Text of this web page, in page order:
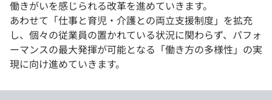
働きがいを感じられる改革を進めていきます。
あわせて「仕事と育児・介護との両立支援制度」を拡充
し、個々の従業員の置かれている状況に関わらず、パフォ
ーマンスの最大発揮が可能となる「働き方の多様性」の実
現に向け進めていきます。